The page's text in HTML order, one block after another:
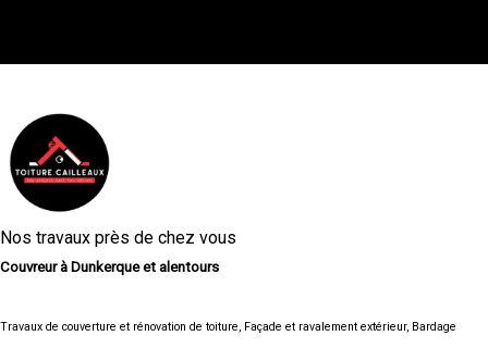
Nos travaux près de chez vous
Couvreur à Dunkerque et alentours
Travaux de couverture et rénovation de toiture, Façade et ravalement extérieur, Bardage